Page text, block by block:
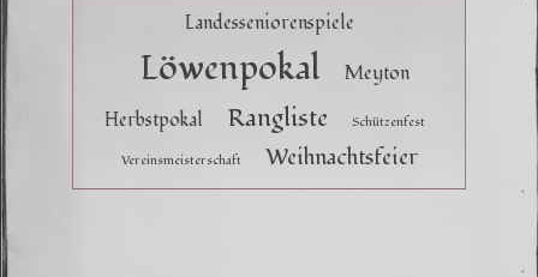
Landesseniorenspiele
Löwenpokal
Meyton
Herbstpokal
Rangliste Schützenfest
Vereinsmeisterschaft Weihnachtsfeier